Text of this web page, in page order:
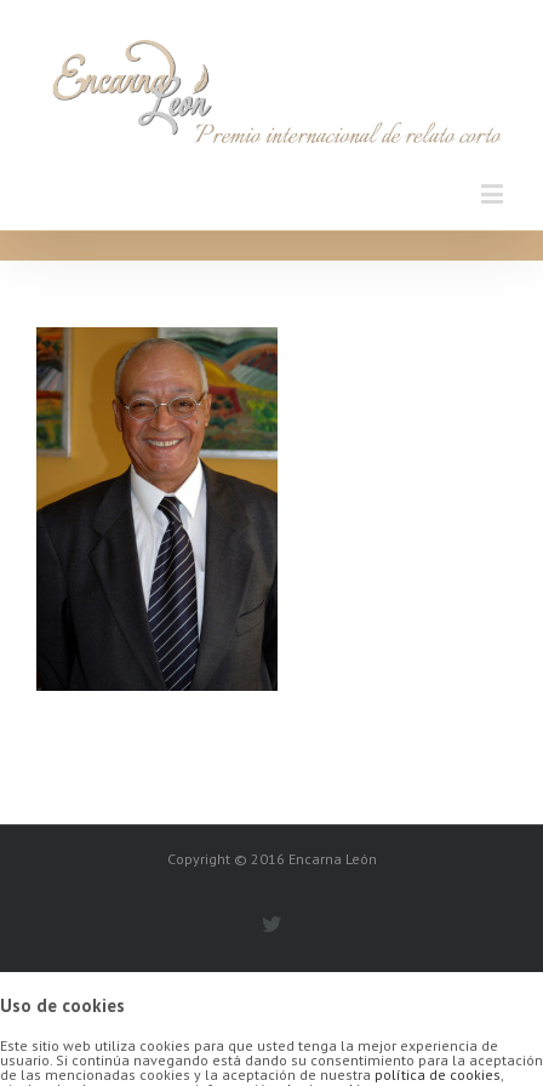
Copyright © 2016 Encarna León
Uso de cookies
Este sitio web utiliza cookies para que usted tenga la mejor experiencia de
usuario. Si continúa navegando está dando su consentimiento para la aceptación
de las mencionadas cookies y la aceptación de nuestra política de cookies